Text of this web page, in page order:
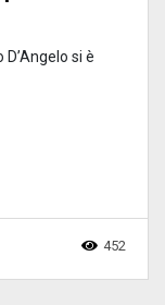
D’Angelo si è
452